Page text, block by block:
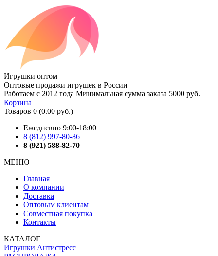
Игрушки оптом
Оптовые продажи игрушек в России
Работаем с 2012 года Минимальная сумма заказа 5000 руб.
Корзина
Товаров 0 (0.00 руб.)
Ежедневно 9:00-18:00
8 (812) 997-80-86
8 (921) 588-82-70
МЕНЮ
Главная
О компании
Доставка
Оптовым клиентам
Совместная покупка
Контакты
КАТАЛОГ
Игрушки Антистресс